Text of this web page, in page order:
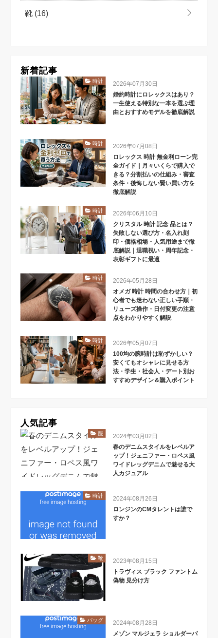
靴 (16)
新着記事
時計
2026年07月30日
婚約時計にロレックスはあり？
一生使える特別な一本を選ぶ理
由とおすすめモデルを徹底解説
時計
2026年07月08日
ロレックス 時計 無金利ローン完
全ガイド｜月々いくらで購入で
きる？分割払いの仕組み・審査
条件・後悔しない賢い買い方を
徹底解説
時計
2026年06月10日
クリスタル 時計 記念 品とは？
失敗しない選び方・名入れ刻
印・価格相場・人気用途まで徹
底解説｜退職祝い・周年記念・
表彰ギフトに最適
時計
2026年05月28日
オメガ 時計 時間の合わせ方｜初
心者でも迷わない正しい手順・
リューズ操作・日付変更の注意
点をわかりやすく解説
時計
2026年05月07日
100均の腕時計は恥ずかしい？
安くてもオシャレに見せる方
法・学生・社会人・デート別お
すすめデザイン＆購入ポイント
人気記事
服
2024年03月02日
春のデニムスタイルをレベルア
ップ！ジェニファー・ロペス風
ワイドレッグデニムで魅せる大
人カジュアル
時計
2024年08月26日
ロンジンのCMタレントは誰で
すか？
靴
2023年08月15日
トラヴィス ブラック ファントム
偽物 見分け方
バッグ
2024年08月28日
メゾン マルジェラ ショルダーバ